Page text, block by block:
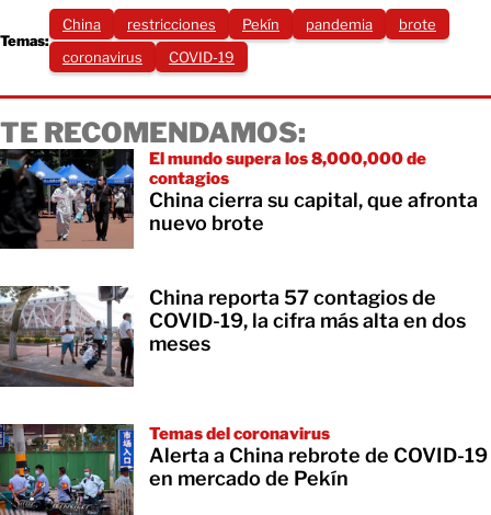
Temas:
China restricciones Pekín pandemia
brote
coronavirus
COVID-19
TE RECOMENDAMOS:
El mundo supera los 8,000,000 de
contagios
China cierra su capital, que afronta
nuevo brote
China reporta 57 contagios de
COVID-19, la cifra más alta en dos
meses
Temas del coronavirus
Alerta a China rebrote de COVID-19
en mercado de Pekín